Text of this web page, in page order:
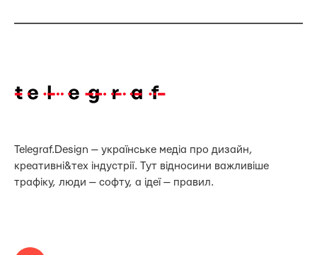
Telegraf.Design — українське медіа про дизайн,
креативні&тех індустрії. Тут відносини важливіше
трафіку, люди — софту, а ідеї — правил.